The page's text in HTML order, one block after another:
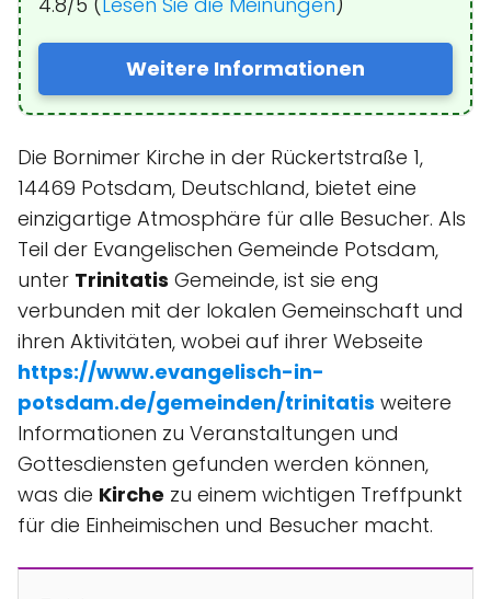
Weitere Informationen
Die Bornimer Kirche in der Rückertstraße 1,
14469 Potsdam, Deutschland, bietet eine
einzigartige Atmosphäre für alle Besucher. Als
Teil der Evangelischen Gemeinde Potsdam,
unter Trinitatis Gemeinde, ist sie eng
verbunden mit der lokalen Gemeinschaft und
ihren Aktivitäten, wobei auf ihrer Webseite
https://www.evangelisch-in-
potsdam.de/gemeinden/trinitatis weitere
Informationen zu Veranstaltungen und
Gottesdiensten gefunden werden können,
was die Kirche zu einem wichtigen Treffpunkt
für die Einheimischen und Besucher macht.